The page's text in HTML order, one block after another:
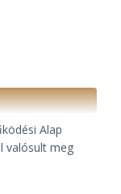
Alap
valósult meg